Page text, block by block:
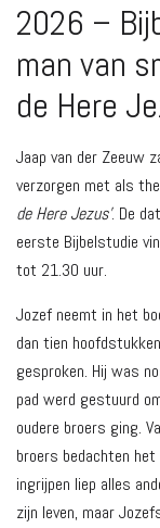
2026 –
man van
de Here
Jaap van der Zeeuw
verzorgen met als
de Here Jezus’. De
eerste Bijbelstudie
tot 21.30 uur.
Jozef neemt in het
dan tien
gesproken. Hij was
pad werd gestuurd
oudere broers ging.
broers bedachten het
ingrijpen liep alles
zijn leven, maar